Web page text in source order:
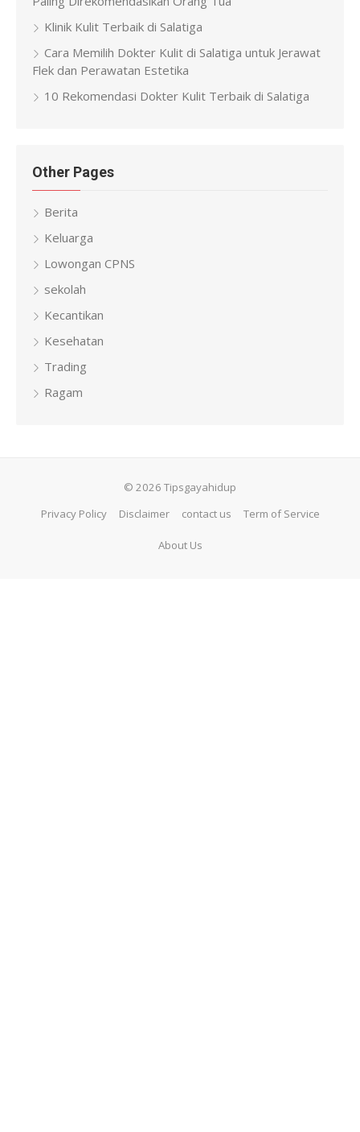
Klinik Kulit Terbaik di Salatiga
Cara Memilih Dokter Kulit di Salatiga untuk Jerawat
Flek dan Perawatan Estetika
10 Rekomendasi Dokter Kulit Terbaik di Salatiga
Other Pages
Berita
Keluarga
Lowongan CPNS
sekolah
Kecantikan
Kesehatan
Trading
Ragam
© 2026 Tipsgayahidup
Privacy Policy
Disclaimer contact us Term of Service
About Us